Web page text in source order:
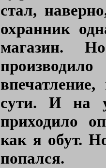
стал,
охранник
магазин.
сути. И на
приходило
как я обут.
попался.